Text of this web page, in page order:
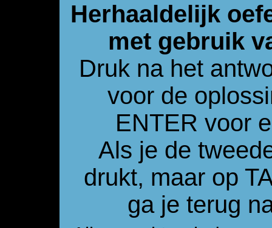
Herhaaldelijk
met gebruik
Druk na het
voor de
ENTER voor
Als je de
drukt, maar op
ga je terug